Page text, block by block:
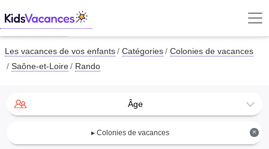
Les vacances de vos enfants Catégories
Colonies de vacances
Saône-et-Loire
Rando
Âge
×
▸ Colonies de vacances